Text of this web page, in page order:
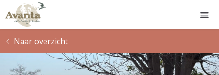
Naar overzicht